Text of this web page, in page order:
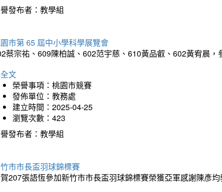
發布者：教學組
市第 65 屆中小學科學展覽會
蔡宗祐、609陳柏誠、602范宇慈、610黃品叡、602黃宥晨
文
榮譽事項：桃園市競賽
發佈單位：教務處
建立時間：2025-04-25
瀏覽次數：423
發布者：教學組
市市長盃羽球錦標賽
207張語恆參加新竹市市長盃羽球錦標賽榮獲亞軍感謝陳彥